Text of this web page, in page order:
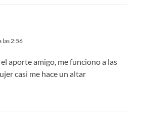
las 2:56
aporte amigo, me funciono a las
casi me hace un altar